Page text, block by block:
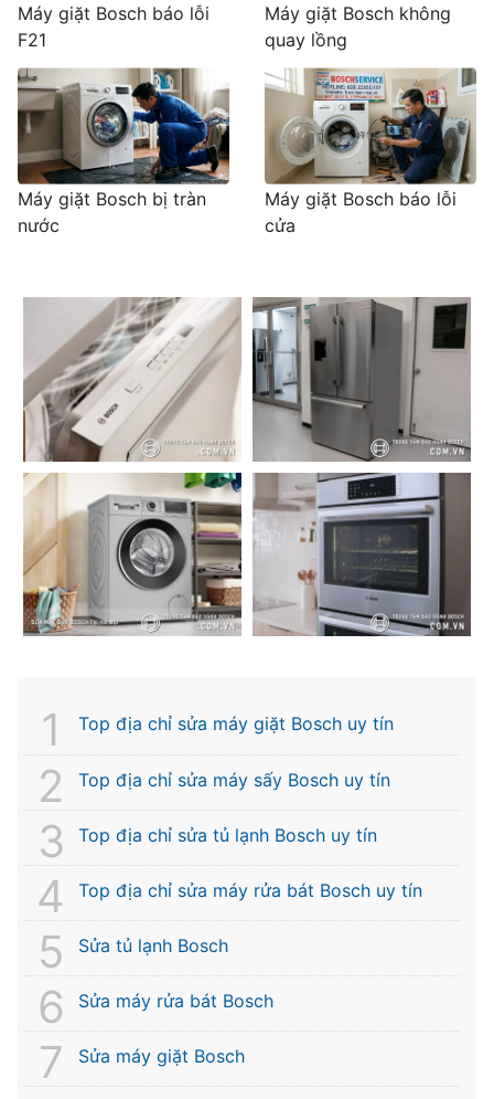
Máy giặt Bosch báo lỗi
F21
Máy giặt Bosch không
quay lồng
Máy giặt Bosch bị tràn
nước
Máy giặt Bosch báo lỗi
cửa
Top địa chỉ sửa máy giặt Bosch uy tín
Top địa chỉ sửa máy sấy Bosch uy tín
Top địa chỉ sửa tủ lạnh Bosch uy tín
Top địa chỉ sửa máy rửa bát Bosch uy tín
Sửa tủ lạnh Bosch
Sửa máy rửa bát Bosch
Sửa máy giặt Bosch